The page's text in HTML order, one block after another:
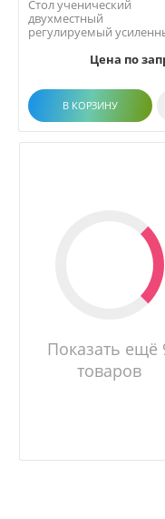
Стол ученический
двухместный
регулируемый
Цена по
В КОРЗИНУ
Показать ещё
товаров